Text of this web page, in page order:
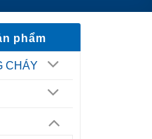
phẩm
CHÁY